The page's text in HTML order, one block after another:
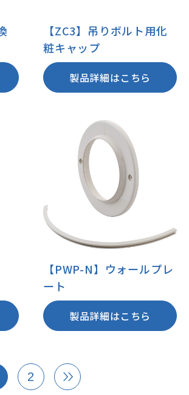
【ZC3】吊りボルト用化
粧キャップ
製品詳細はこちら
【PWP-N】ウォールプレ
ート
製品詳細はこちら
2